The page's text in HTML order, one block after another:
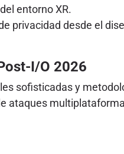
entorno XR.
privacidad desde el
I/O 2026
sofisticadas y
ataques